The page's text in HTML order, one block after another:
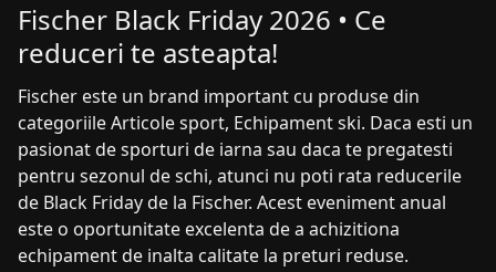
Fischer Black Friday 2026 • Ce
reduceri te asteapta!
Fischer este un brand important cu produse din
categoriile Articole sport, Echipament ski. Daca esti un
pasionat de sporturi de iarna sau daca te pregatesti
pentru sezonul de schi, atunci nu poti rata reducerile
de Black Friday de la Fischer. Acest eveniment anual
este o oportunitate excelenta de a achizitiona
echipament de inalta calitate la preturi reduse.